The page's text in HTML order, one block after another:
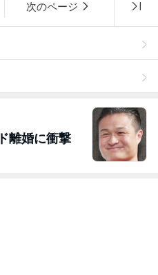
次のページ
離婚に衝撃